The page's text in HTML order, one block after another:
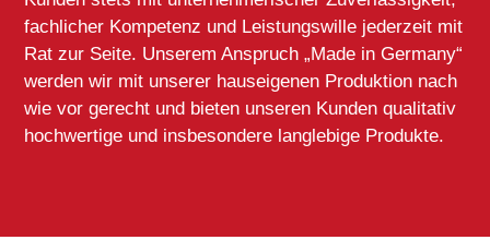
fachlicher Kompetenz und Leistungswille jederzeit mit
Rat zur Seite. Unserem Anspruch „Made in Germany“
werden wir mit unserer hauseigenen Produktion nach
wie vor gerecht und bieten unseren Kunden qualitativ
hochwertige und insbesondere langlebige Produkte.